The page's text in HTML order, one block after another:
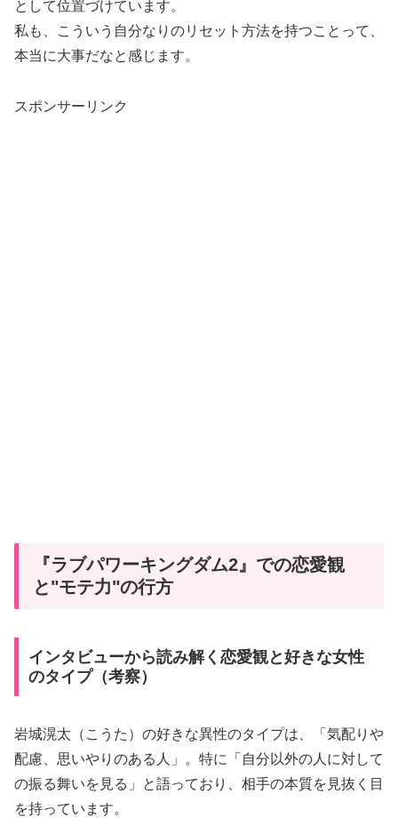
として位置づけています。
私も、こういう自分なりのリセット方法を持つことって、
本当に大事だなと感じます。
スポンサーリンク
『ラブパワーキングダム2』での恋愛観
と"モテ力"の行方
インタビューから読み解く恋愛観と好きな女性
のタイプ（考察）
岩城滉太（こうた）の好きな異性のタイプは、「気配りや
配慮、思いやりのある人」。特に「自分以外の人に対して
の振る舞いを見る」と語っており、相手の本質を見抜く目
を持っています。